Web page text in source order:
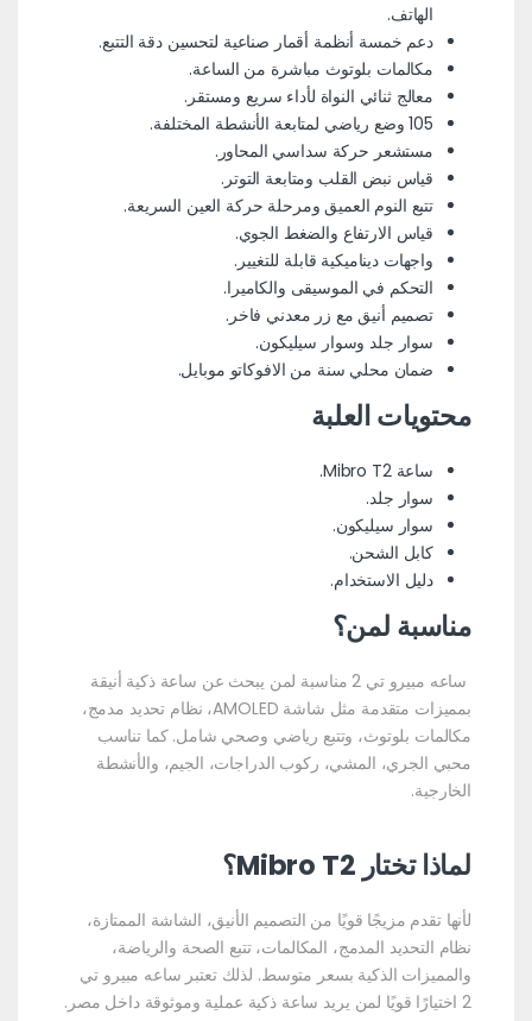
الهاتف.
دعم خمسة أنظمة أقمار صناعية لتحسين دقة التتبع.
مكالمات بلوتوث مباشرة من الساعة.
معالج ثنائي النواة لأداء سريع ومستقر.
105 وضع رياضي لمتابعة الأنشطة المختلفة.
مستشعر حركة سداسي المحاور.
قياس نبض القلب ومتابعة التوتر.
تتبع النوم العميق ومرحلة حركة العين السريعة.
قياس الارتفاع والضغط الجوي.
واجهات ديناميكية قابلة للتغيير.
التحكم في الموسيقى والكاميرا.
تصميم أنيق مع زر معدني فاخر.
سوار جلد وسوار سيليكون.
ضمان محلي سنة من الافوكاتو موبايل.
محتويات العلبة
ساعة Mibro T2.
سوار جلد.
سوار سيليكون.
كابل الشحن.
دليل الاستخدام.
مناسبة لمن؟
ساعه مبيرو تي 2
مناسبة لمن يبحث عن ساعة ذكية أنيقة
بمميزات متقدمة مثل شاشة AMOLED، نظام تحديد مدمج،
مكالمات بلوتوث، وتتبع رياضي وصحي شامل. كما تناسب
محبي الجري، المشي، ركوب الدراجات، الجيم، والأنشطة
الخارجية.
لماذا تختار Mibro T2؟
لأنها تقدم مزيجًا قويًا من التصميم الأنيق، الشاشة الممتازة،
نظام التحديد المدمج، المكالمات، تتبع الصحة والرياضة،
والمميزات الذكية بسعر متوسط. لذلك تعتبر ساعه مبيرو تي
2اختيارًا قويًا لمن يريد ساعة ذكية عملية وموثوقة داخل مصر.